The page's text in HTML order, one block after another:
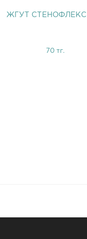
ЖГУТ СТЕНОФЛЕКС
70 тг.